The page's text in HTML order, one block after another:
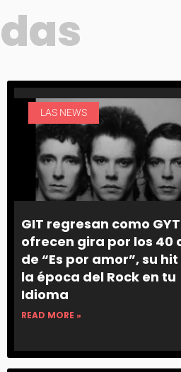
LAS NEWS
GIT regresan como
ofrecen gira por los 40
de “Es por amor”, su
la época del Rock en tu
Idioma
READ MORE »